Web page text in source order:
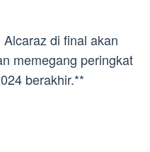
di final akan
memegang peringkat
berakhir.**